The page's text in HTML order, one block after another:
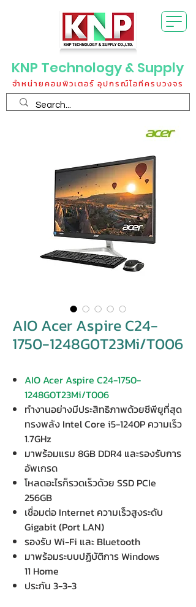
KNP Technology & Supply
จำหน่ายคอมพิวเตอร์ อุปกรณ์ไอทีครบวงจร
AIO Acer Aspire C24-
1750-1248G0T23Mi/T006
AIO Acer Aspire C24-1750-
1248G0T23Mi/T006
ทำงานอย่างมีประสิทธิภาพด้วยซีพียูที่สุด
ทรงพลัง Intel Core i5-1240P ความเร็ว
1.7GHz
มาพร้อมแรม 8GB DDR4 และรองรับการ
อัพเกรด
โหลดอะไรก็รวดเร็วด้วย SSD PCIe
256GB
เชื่อมต่อ Internet ความเร็วสูงระดับ
Gigabit (Port LAN)
รองรับ Wi-Fi และ Bluetooth
มาพร้อมระบบปฏิบัติการ Windows
11 Home
ประกัน 3-3-3